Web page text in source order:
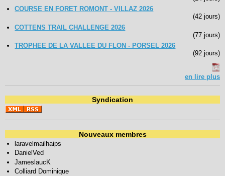
COURSE EN FORET ROMONT - VILLAZ 2026
(42 jours)
COTTENS TRAIL CHALLENGE 2026
(77 jours)
TROPHEE DE LA VALLEE DU FLON - PORSEL 2026
(92 jours)
en lire plus
Syndication
Nouveaux membres
laravelmailhaips
DanielVed
JameslaucK
Colliard Dominique